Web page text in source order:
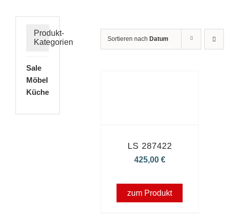
Sortieren nach Datum
LS 287422
425,00 €
zum Produkt
Produkt-
Kategorien
Sale
Möbel
Küche